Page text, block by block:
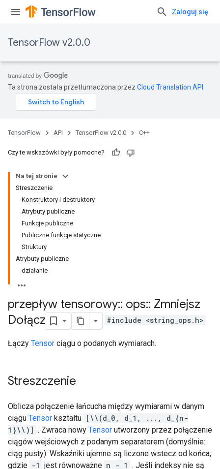
Zaloguj się
TensorFlow v2.0.0
Ta strona została przetłumaczona przez Cloud Translation API
TensorFlow API TensorFlow v2.0.0 C++
Czy te wskazówki były pomocne?
Na tej stronie
Streszczenie
Konstruktory i destruktory
Atrybuty publiczne
Funkcje publiczne
Publiczne funkcje statyczne
Struktury
Atrybuty publiczne
działanie
przepływ tensorowy:: ops:: Zmniejsz
Dołącz
#include <string_ops.h>
Łączy Tensor ciągu o podanych wymiarach.
Streszczenie
Oblicza połączenie łańcucha między wymiarami w danym
ciągu Tensor kształtu [\\(d_0, d_1, ..., d_{n-
1}\\)] . Zwraca nowy Tensor utworzony przez połączenie
ciągów wejściowych z podanym separatorem (domyślnie:
ciąg pusty). Wskaźniki ujemne są liczone wstecz od końca,
gdzie -1 jest równoważne n - 1 . Jeśli indeksy nie są